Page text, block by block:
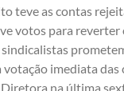
teve as contas
votos para reverter
imediata
na última